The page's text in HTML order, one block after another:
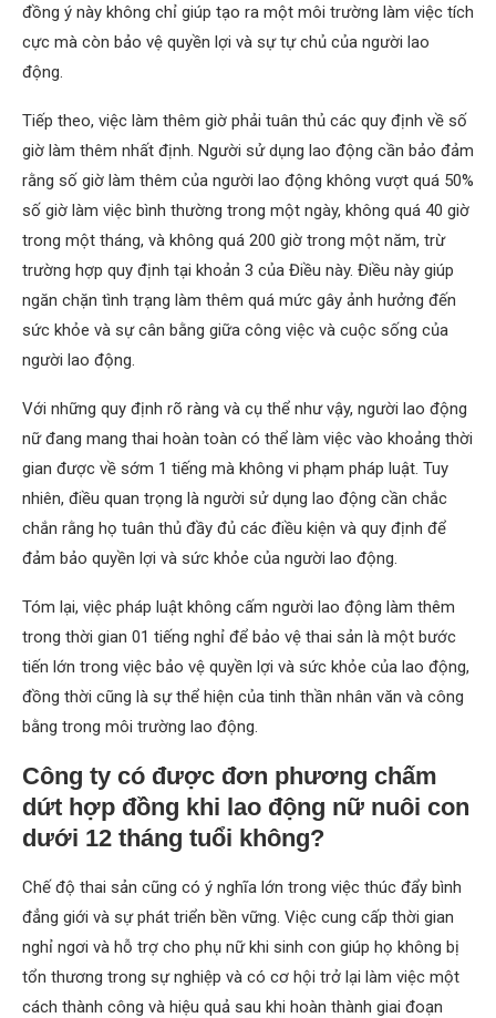
đồng ý này không chỉ giúp tạo ra một môi trường làm việc tích
cực mà còn bảo vệ quyền lợi và sự tự chủ của người lao
động.
Tiếp theo, việc làm thêm giờ phải tuân thủ các quy định về số
giờ làm thêm nhất định. Người sử dụng lao động cần bảo đảm
rằng số giờ làm thêm của người lao động không vượt quá 50%
số giờ làm việc bình thường trong một ngày, không quá 40 giờ
trong một tháng, và không quá 200 giờ trong một năm, trừ
trường hợp quy định tại khoản 3 của Điều này. Điều này giúp
ngăn chặn tình trạng làm thêm quá mức gây ảnh hưởng đến
sức khỏe và sự cân bằng giữa công việc và cuộc sống của
người lao động.
Với những quy định rõ ràng và cụ thể như vậy, người lao động
nữ đang mang thai hoàn toàn có thể làm việc vào khoảng thời
gian được về sớm 1 tiếng mà không vi phạm pháp luật. Tuy
nhiên, điều quan trọng là người sử dụng lao động cần chắc
chắn rằng họ tuân thủ đầy đủ các điều kiện và quy định để
đảm bảo quyền lợi và sức khỏe của người lao động.
Tóm lại, việc pháp luật không cấm người lao động làm thêm
trong thời gian 01 tiếng nghỉ để bảo vệ thai sản là một bước
tiến lớn trong việc bảo vệ quyền lợi và sức khỏe của lao động,
đồng thời cũng là sự thể hiện của tinh thần nhân văn và công
bằng trong môi trường lao động.
Công ty có được đơn phương chấm
dứt hợp đồng khi lao động nữ nuôi con
dưới 12 tháng tuổi không?
Chế độ thai sản cũng có ý nghĩa lớn trong việc thúc đẩy bình
đẳng giới và sự phát triển bền vững. Việc cung cấp thời gian
nghỉ ngơi và hỗ trợ cho phụ nữ khi sinh con giúp họ không bị
tổn thương trong sự nghiệp và có cơ hội trở lại làm việc một
cách thành công và hiệu quả sau khi hoàn thành giai đoạn